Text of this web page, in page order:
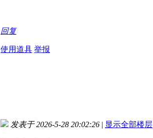
回复
使用道具 举报
发表于 2026-5-28 20:02:26 | 显示全部楼层